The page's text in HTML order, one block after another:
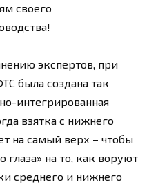
своего
экспертов, при
была создана так
интегрированная
взятка с нижнего
на самый верх – чтобы
глаза» на то, как воруют
среднего и нижнего